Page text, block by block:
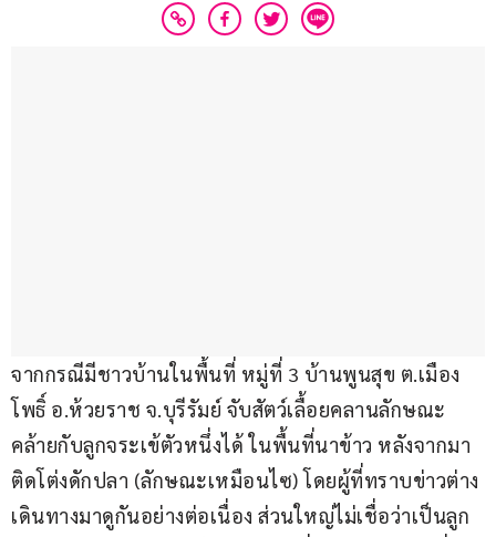
จากกรณีมีชาวบ้านในพื้นที่ หมู่ที่ 3 บ้านพูนสุข ต.เมือง
โพธิ์ อ.ห้วยราช จ.บุรีรัมย์ จับสัตว์เลื้อยคลานลักษณะ
คล้ายกับลูกจระเข้ตัวหนึ่งได้ ในพื้นที่นาข้าว หลังจากมา
ติดโต่งดักปลา (ลักษณะเหมือนไซ) โดยผู้ที่ทราบข่าวต่าง
เดินทางมาดูกันอย่างต่อเนื่อง ส่วนใหญ่ไม่เชื่อว่าเป็นลูก